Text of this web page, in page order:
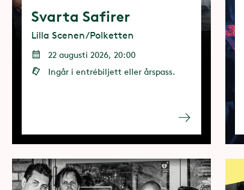
Svarta Safirer
Lilla Scenen/Polketten
22 augusti 2026, 20:00
Ingår i entrébiljett eller årspass.